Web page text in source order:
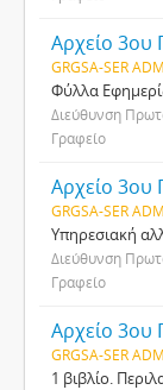
GRGSA-SER
Φύλλα
Διεύθυνση
Γραφείο
GRGSA-SER
Υπηρεσιακή
Διεύθυνση
Γραφείο
GRGSA-SER
1 βιβλίο.